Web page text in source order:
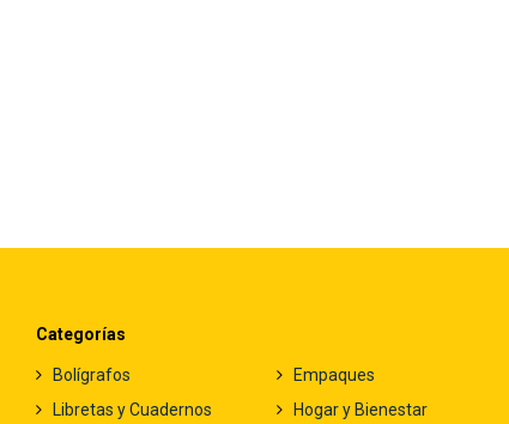
Categorías
Bolígrafos
Libretas y Cuadernos
Empaques
Hogar y Bienestar